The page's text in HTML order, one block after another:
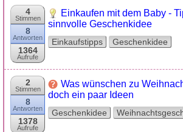
4
Stimmen
8
Antworten
1364
Aufrufe
Einkaufen mit dem Baby -
sinnvolle Geschenkidee
Einkaufstipps Geschenkidee
2
Stimmen
8
Antworten
1378
Aufrufe
Was wünschen zu
doch ein paar Ideen
Geschenkidee